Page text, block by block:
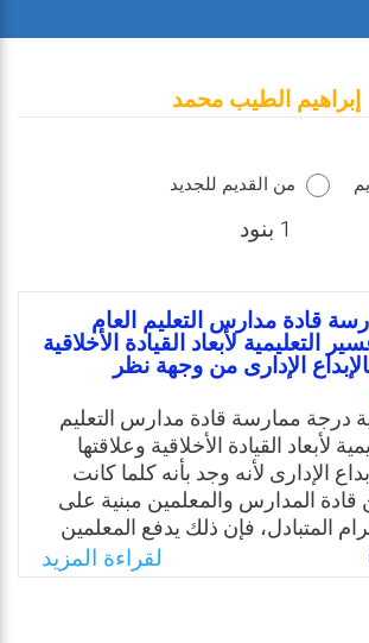
إبراهيم الطيب محمد
من القديم للجديد
1 بنود
قادة مدارس التعليم العام
التعليمية لأبعاد القيادة الأخلاقية
الإدارى من وجهة نظر
درجة ممارسة قادة مدارس التعليم
لأبعاد القيادة الأخلاقية وعلاقتها
الإدارى لأنه وجد بأنه كلما كانت
قادة المدارس والمعلمين مبنية على
المتبادل، فإن ذلك يدفع المعلمين
وحيوية ونشاط. وبناء على نتائج
السابقة التي بينت أهمية
لقراءة المزيد